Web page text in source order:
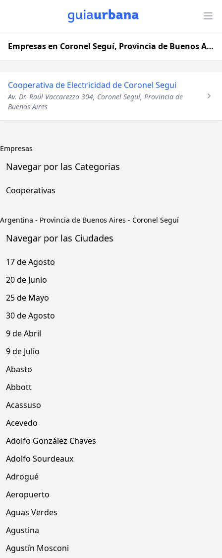
Empresas en Coronel Seguí, Provincia de Buenos Aires
Cooperativa de Electricidad de Coronel Segui
Av. Dr. Raúl Vaccarezza 304, Coronel Seguí, Provincia de
Buenos Aires
Empresas
Navegar por las Categorias
Cooperativas
Argentina - Provincia de Buenos Aires - Coronel Seguí
Navegar por las Ciudades
17 de Agosto
20 de Junio
25 de Mayo
30 de Agosto
9 de Abril
9 de Julio
Abasto
Abbott
Acassuso
Acevedo
Adolfo González Chaves
Adolfo Sourdeaux
Adrogué
Aeropuerto
Aguas Verdes
Agustina
Agustín Mosconi